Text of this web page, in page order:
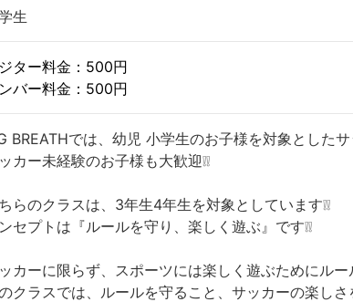
生
ター料金：500円
バー料金：500円
BREATHでは、幼児 小学生のお子様を対象としたサ
カー未経験のお子様も大歓迎❕❕
らのクラスは、3年生4年生を対象としています❕❕
セプトは『ルールを守り、楽しく遊ぶ』です❕❕
カーに限らず、スポーツには楽しく遊ぶためにルー
クラスでは、ルールを守ること、サッカーの楽しさ